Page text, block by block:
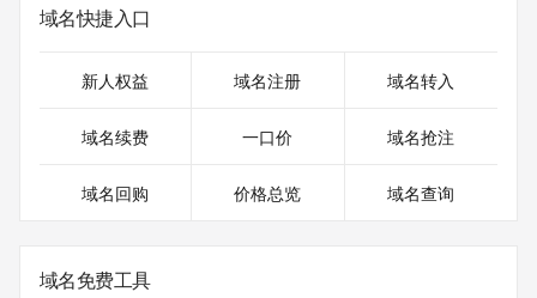
域名快捷入口
新人权益 域名注册 域名转入
域名续费 一口价 域名抢注
域名回购 价格总览 域名查询
域名免费工具